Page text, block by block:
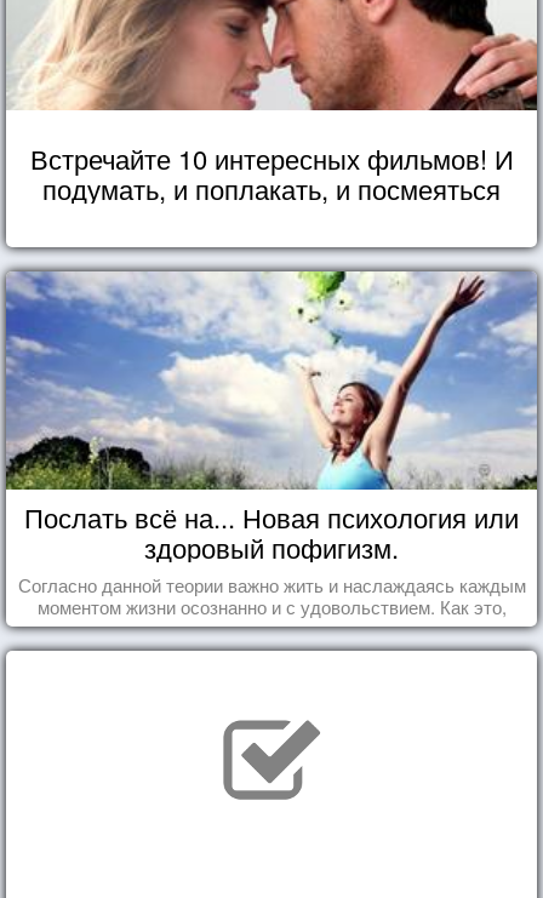
Встречайте 10 интересных фильмов! И
подумать, и поплакать, и посмеяться
Послать всё на... Новая психология или
здоровый пофигизм.
Согласно данной теории важно жить и наслаждаясь каждым
моментом жизни осознанно и с удовольствием. Как это,
попробуем разобраться на реальных примерах.